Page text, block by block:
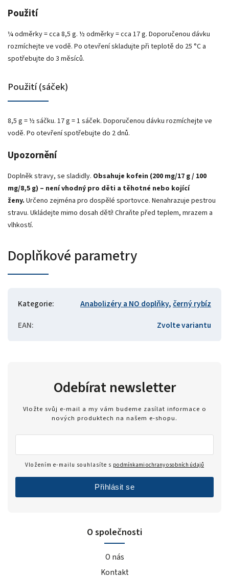
Použití
¼ odměrky = cca 8,5 g. ½ odměrky = cca 17 g. Doporučenou dávku
rozmíchejte ve vodě. Po otevření skladujte při teplotě do 25 °C a
spotřebujte do 3 měsíců.
Použití (sáček)
8,5 g = ½ sáčku. 17 g = 1 sáček. Doporučenou dávku rozmíchejte ve
vodě. Po otevření spotřebujte do 2 dnů.
Upozornění
Doplněk stravy, se sladidly. Obsahuje kofein (200 mg/17 g / 100
mg/8,5 g) – není vhodný pro děti a těhotné nebo kojící
ženy. Určeno zejména pro dospělé sportovce. Nenahrazuje pestrou
stravu. Ukládejte mimo dosah dětí! Chraňte před teplem, mrazem a
vlhkostí.
Doplňkové parametry
Kategorie: Anabolizéry a NO doplňky, černý rybíz
EAN: Zvolte variantu
O společnosti
O nás
Kontakt
Odebírat newsletter
Vložte svůj e-mail a my vám budeme zasílat informace o
nových produktech na našem e-shopu.
Vložením e-mailu souhlasíte s podmínkami ochrany osobních údajů
Přihlásit se